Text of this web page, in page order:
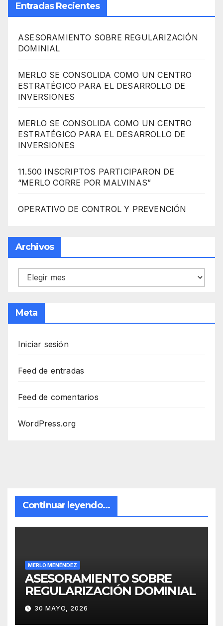
Entradas Recientes
ASESORAMIENTO SOBRE REGULARIZACIÓN
DOMINIAL
MERLO SE CONSOLIDA COMO UN CENTRO
ESTRATÉGICO PARA EL DESARROLLO DE
INVERSIONES
MERLO SE CONSOLIDA COMO UN CENTRO
ESTRATÉGICO PARA EL DESARROLLO DE
INVERSIONES
11.500 INSCRIPTOS PARTICIPARON DE
“MERLO CORRE POR MALVINAS”
OPERATIVO DE CONTROL Y PREVENCIÓN
Archivos
Archivos
Meta
Iniciar sesión
Feed de entradas
Feed de comentarios
WordPress.org
Continuar leyendo...
MERLO MENÉNDEZ
ASESORAMIENTO SOBRE
REGULARIZACIÓN DOMINIAL
30 MAYO, 2026